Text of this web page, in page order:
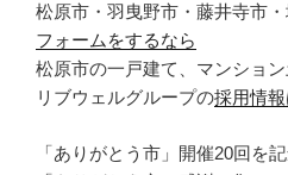
松原市・羽曳野市・藤井寺市
フォームをするなら
松原市の一戸建て、マンショ
リブウェルグループの採用情
「ありがとう市」開催20回を